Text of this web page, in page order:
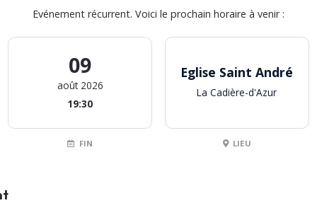
Evénement récurrent. Voici le prochain horaire à venir :
09
août 2026
19:30
FIN
Eglise Saint André
La Cadière-d'Azur
LIEU